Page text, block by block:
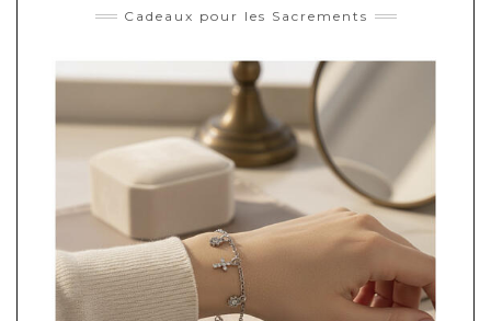
Cadeaux pour les Sacrements